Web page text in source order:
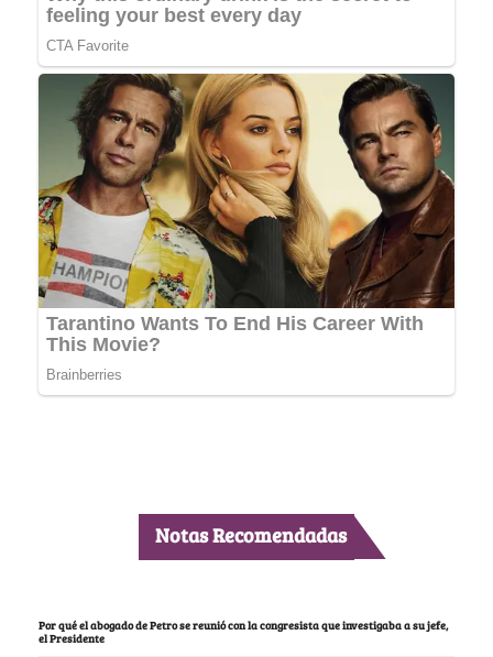
Notas Recomendadas
Por qué el abogado de Petro se reunió con la congresista que investigaba a su jefe,
el Presidente